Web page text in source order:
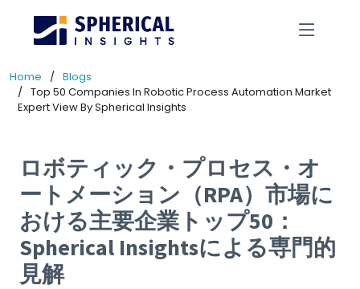
Home
Blogs
Top 50 Companies In Robotic Process Automation Market
Expert View By Spherical Insights
ロボティック・プロセス・オ
ートメーション（RPA）市場に
おける主要企業トップ50：
Spherical Insightsによる専門的
見解